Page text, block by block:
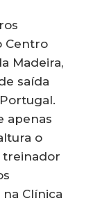
Centro
Madeira,
saída
apenas
o
treinador
Clínica